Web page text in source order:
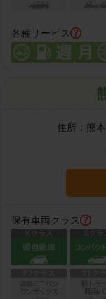
各種サービス
住所： 熊
保有車両クラス